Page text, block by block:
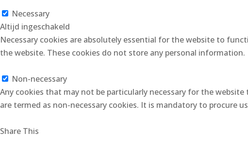
Necessary
Altijd ingeschakeld
Necessary cookies are absolutely essential for the website to
the website. These cookies do not store any personal information.
Non-necessary
Any cookies that may not be particularly necessary for the
are termed as non-necessary cookies. It is mandatory to procure
Share This